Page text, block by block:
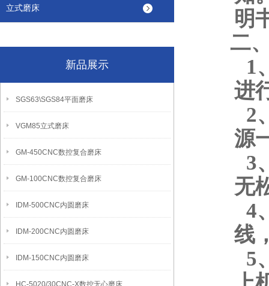
立式磨床
新品展示
SGS63\SGS84平面磨床
VGM85立式磨床
GM-450CNC数控复合磨床
GM-100CNC数控复合磨床
IDM-500CNC内圆磨床
IDM-200CNC内圆磨床
IDM-150CNC内圆磨床
HC-5020/30CNC-X数控无心磨床
明
二
1
进
2
源
3
无
4
线
5